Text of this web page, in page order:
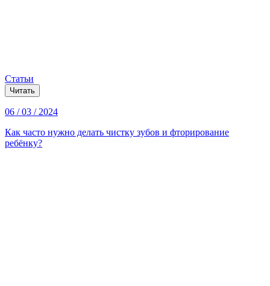
Статьи
Читать
06 / 03 / 2024
Как часто нужно делать чистку зубов и фторирование
ребёнку?